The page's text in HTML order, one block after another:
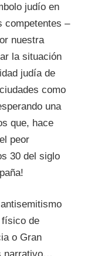
judío en
competentes –
nuestra
la situación
judía de
como
una
que, hace
peor
30 del siglo
físico de
o Gran